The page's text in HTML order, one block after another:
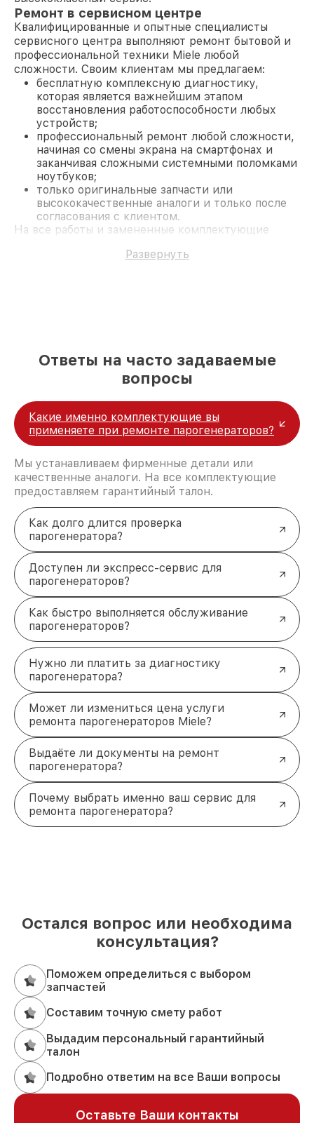
Ремонт в сервисном центре
Квалифицированные и опытные специалисты
сервисного центра выполняют ремонт бытовой и
профессиональной техники Miele любой
сложности. Своим клиентам мы предлагаем:
бесплатную комплексную диагностику,
которая является важнейшим этапом
восстановления работоспособности любых
устройств;
профессиональный ремонт любой сложности,
начиная со смены экрана на смартфонах и
заканчивая сложными системными поломками
ноутбуков;
только оригинальные запчасти или
высококачественные аналоги и только после
согласования с клиентом.
На все работы и замененные комплектующие
поломки по условиям гарантии, мы бесплатно
современное оборудование и
лицензированное ПО в ремонтно-
диагностических мастерских;
восстановительных работ;
услуги курьера для владельцев
крупногабаритной техники, которые
обеспечат доставку устройств в сервис в
полной сохранности и бесплатно.
За годы своей деятельности мы получали только
репутацию. Мы постоянно совершенствуемся и
стараемся каждый день делать наш сервис еще
лучше!
Развернуть
Ответы на часто задаваемые
вопросы
Какие именно комплектующие вы
применяете при ремонте парогенераторов?
Мы устанавливаем фирменные детали или
качественные аналоги. На все комплектующие
предоставляем гарантийный талон.
Как долго длится проверка
парогенератора?
Доступен ли экспресс-сервис для
парогенераторов?
Как быстро выполняется обслуживание
парогенераторов?
Нужно ли платить за диагностику
парогенератора?
Может ли измениться цена услуги
ремонта парогенераторов Miele?
Выдаёте ли документы на ремонт
парогенератора?
Почему выбрать именно ваш сервис для
ремонта парогенератора?
Остался вопрос или необходима
консультация?
Поможем определиться с выбором
запчастей
Составим точную смету работ
Выдадим персональный гарантийный
талон
Подробно ответим на все Ваши вопросы
Оставьте Ваши контакты